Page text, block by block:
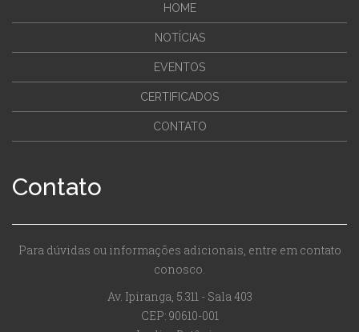
HOME
NOTÍCIAS
EVENTOS
CERTIFICADOS
CONTATO
Contato
Para dúvidas ou informações adicionais, entre em contato
conosco.
Av. Ipiranga, 5.311 - Sala 403
CEP: 90610-001